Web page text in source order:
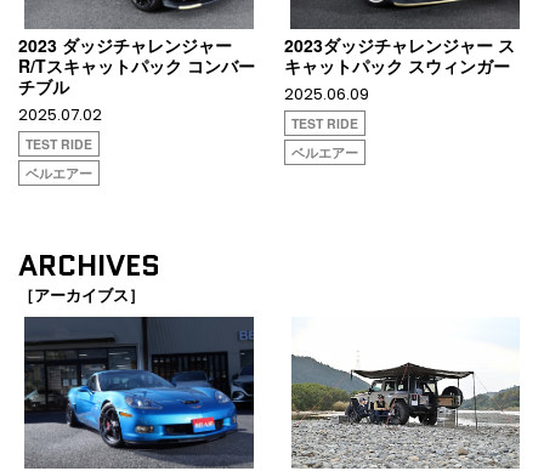
2023 ダッジチャレンジャー
R/Tスキャットパック コンバー
チブル
2025.07.02
TEST RIDE
ベルエアー
2023ダッジチャレンジャー ス
キャットパック スウィンガー
2025.06.09
TEST RIDE
ベルエアー
ARCHIVES
［アーカイブス］